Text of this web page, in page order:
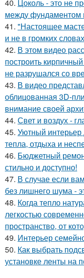
40. Цоколь - это не
между фундаментом
41. "Настоящее
и не в громких
42. В этом видео
построить
не разрушался со
43. В видео
облицованная 3D-
внимание своей
44. Свет и воздух -
45. Уютный интерьер
тепла, отдыха и
46. Бюджетный
стильно и доступно!
47. В случае если
без лишнего шума -
48. Когда тепло
легкостью
пространство, от
49. Интерьер
50. Как выбрать
установке ленты на